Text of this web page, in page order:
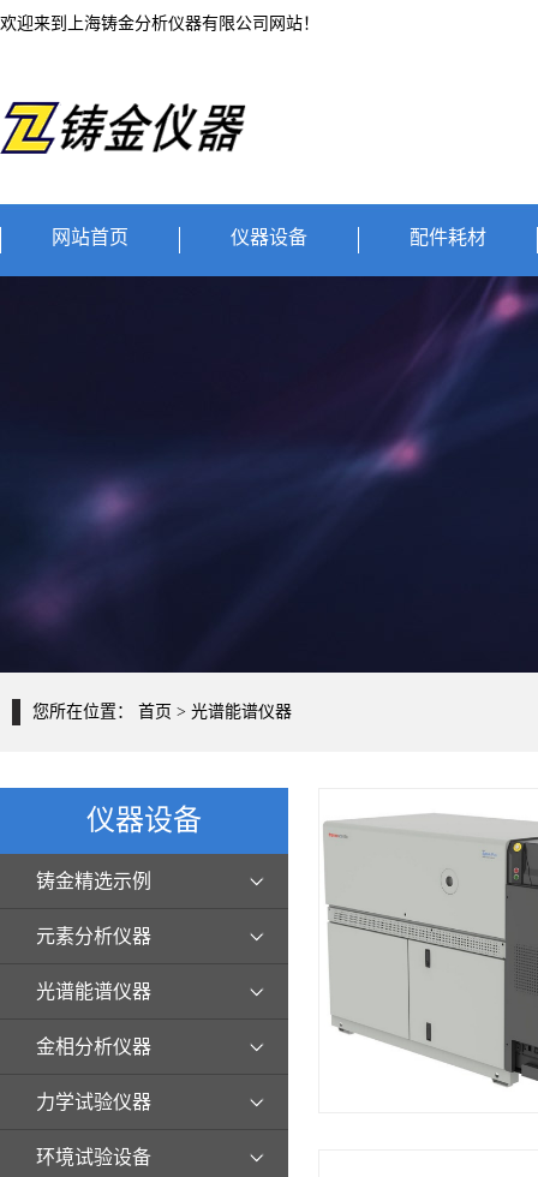
欢迎来到上海铸金分析仪器有限公司网站！
网站首页 仪器设备 配件耗材
您所在位置： 首页 > 光谱能谱仪器
仪器设备
铸金精选示例
元素分析仪器
光谱能谱仪器
金相分析仪器
力学试验仪器
环境试验设备